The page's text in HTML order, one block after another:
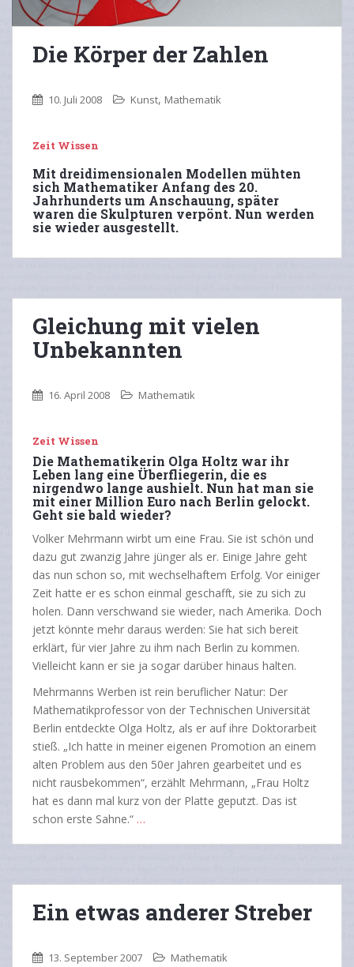
Die Körper der Zahlen
10. Juli 2008 Kunst, Mathematik
Zeit Wissen
Mit dreidimensionalen Modellen mühten
sich Mathematiker Anfang des 20.
Jahrhunderts um Anschauung, später
waren die Skulpturen verpönt. Nun werden
sie wieder ausgestellt.
Gleichung mit vielen
Unbekannten
16. April 2008 Mathematik
Zeit Wissen
Die Mathematikerin Olga Holtz war ihr
Leben lang eine Überfliegerin, die es
nirgendwo lange aushielt. Nun hat man sie
mit einer Million Euro nach Berlin gelockt.
Geht sie bald wieder?
Volker Mehrmann wirbt um eine Frau. Sie ist schön und
dazu gut zwanzig Jahre jünger als er. Einige Jahre geht
das nun schon so, mit wechselhaftem Erfolg. Vor einiger
Zeit hatte er es schon einmal geschafft, sie zu sich zu
holen. Dann verschwand sie wieder, nach Amerika. Doch
jetzt könnte mehr daraus werden: Sie hat sich bereit
erklärt, für vier Jahre zu ihm nach Berlin zu kommen.
Vielleicht kann er sie ja sogar darüber hinaus halten.
Mehrmanns Werben ist rein beruflicher Natur: Der
Mathematikprofessor von der Technischen Universität
Berlin entdeckte Olga Holtz, als er auf ihre Doktorarbeit
stieß. „Ich hatte in meiner eigenen Promotion an einem
alten Problem aus den 50er Jahren gearbeitet und es
nicht rausbekommen“, erzählt Mehrmann, „Frau Holtz
hat es dann mal kurz von der Platte geputzt. Das ist
schon erste Sahne.“ …
Ein etwas anderer Streber
13. September 2007 Mathematik